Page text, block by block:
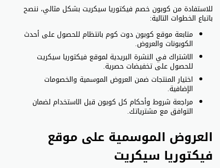
للاستفادة من كوبون خصم فيكتوريا سيكريت بشكل مثالي، ننصح
باتباع الخطوات التالية:
متابعة موقع كوبون دوت كوم بانتظام للحصول على أحدث
الكوبونات والعروض.
الاشتراك في النشرة البريدية لموقع فيكتوريا سيكريت
للحصول على تخفيضات حصرية.
اختيار المنتجات ضمن العروض الموسمية والخصومات
الإضافية.
مراجعة شروط وأحكام كل كوبون قبل الاستخدام لضمان
التوافق مع مشترياتك.
العروض الموسمية على موقع
فيكتوريا سيكريت